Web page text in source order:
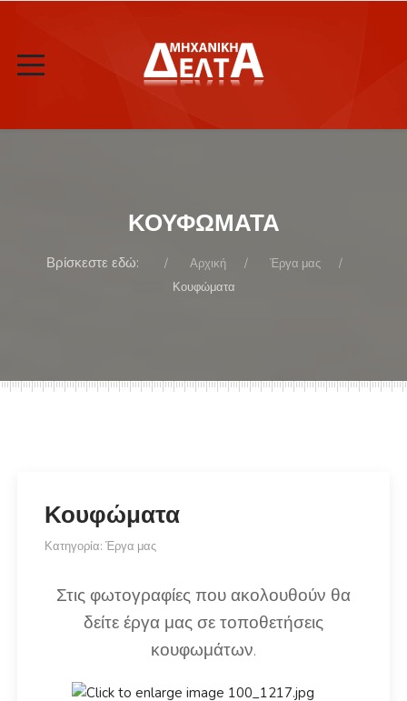
ΚΟΥΦΏΜΑΤΑ
Βρίσκεστε εδώ: Αρχική
Έργα μας
Κουφώματα
Κουφώματα
Κατηγορία: Έργα μας
Στις φωτογραφίες που ακολουθούν θα
δείτε έργα μας σε τοποθετήσεις
κουφωμάτων.